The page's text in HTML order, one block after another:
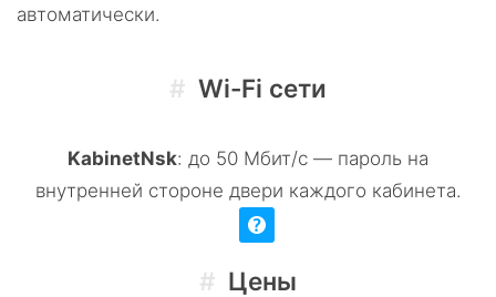
автоматически.
Wi-Fi сети
KabinetNsk: до 50 Мбит/с — пароль на
внутренней стороне двери каждого кабинета.
Цены